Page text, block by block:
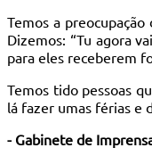
Temos a
Dizemos: “Tu agora
para eles receberem
Temos tido pessoas
lá fazer umas férias e
- Gabinete de